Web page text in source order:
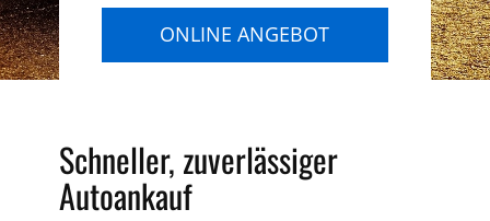
ONLINE ANGEBOT
Schneller, zuverlässiger
Autoankauf